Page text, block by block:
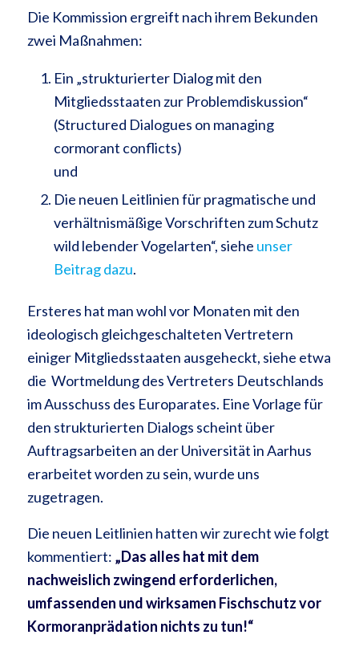
Die Kommission ergreift nach ihrem Bekunden
zwei Maßnahmen:
Ein „strukturierter Dialog mit den
Mitgliedsstaaten zur Problemdiskussion“
(Structured Dialogues on managing
cormorant conflicts)
und
Die neuen Leitlinien für pragmatische und
verhältnismäßige Vorschriften zum Schutz
wild lebender Vogelarten“, siehe unser
Beitrag dazu.
Ersteres hat man wohl vor Monaten mit den
ideologisch gleichgeschalteten Vertretern
einiger Mitgliedsstaaten ausgeheckt, siehe etwa
die Wortmeldung des Vertreters Deutschlands
im Ausschuss des Europarates. Eine Vorlage für
den strukturierten Dialogs scheint über
Auftragsarbeiten an der Universität in Aarhus
erarbeitet worden zu sein, wurde uns
zugetragen.
Die neuen Leitlinien hatten wir zurecht wie folgt
kommentiert: „Das alles hat mit dem
nachweislich zwingend erforderlichen,
umfassenden und wirksamen Fischschutz vor
Kormoranprädation nichts zu tun!“